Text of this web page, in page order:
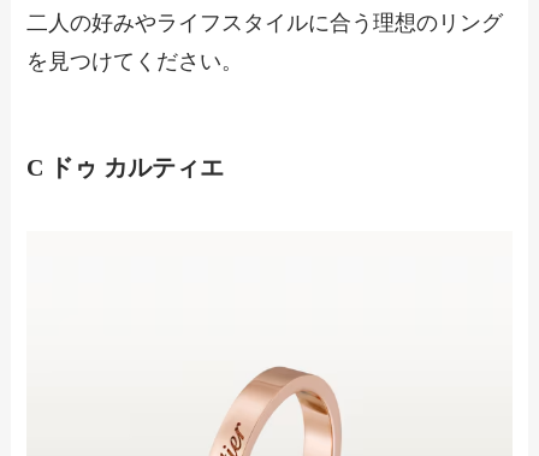
二人の好みやライフスタイルに合う理想のリング
を見つけてください。
C ドゥ カルティエ